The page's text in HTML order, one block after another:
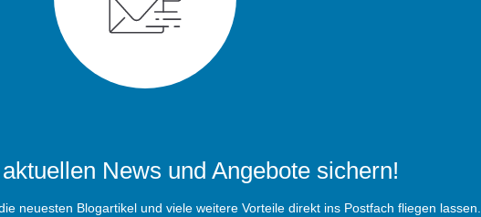
News und Angebote sichern!
neuesten Blogartikel und viele weitere Vorteile direkt ins Postfach fliegen lassen.